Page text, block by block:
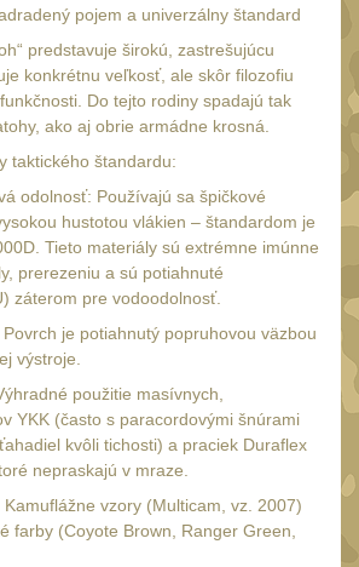
3
18
29
50
pojem a univerzálny štandard
predstavuje širokú, zastrešujúcu
konkrétnu veľkosť, ale skôr filozofiu
Do tejto rodiny spadajú tak
ako aj obrie armádne krosná.
taktického štandardu:
odolnosť: Používajú sa špičkové
hustotou vlákien – štandardom je
Tieto materiály sú extrémne imúnne
prerezeniu a sú potiahnuté
záterom pre vodoodolnosť.
je potiahnutý popruhovou väzbou
výstroje.
použitie masívnych,
YKK (často s paracordovými šnúrami
kvôli tichosti) a praciek Duraflex
nepraskajú v mraze.
vzory (Multicam, vz. 2007)
farby (Coyote Brown, Ranger Green,